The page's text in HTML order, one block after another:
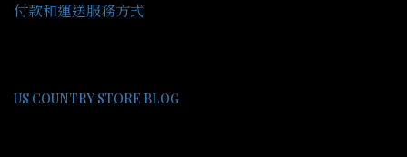
付款和運送服務方式
US COUNTRY STORE BLOG